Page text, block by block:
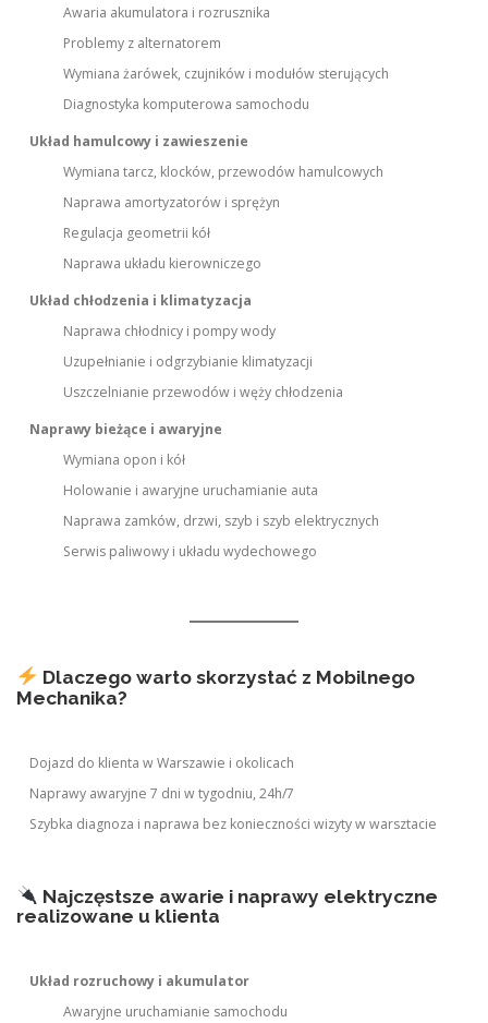
Awaria akumulatora i rozrusznika
Problemy z alternatorem
Wymiana żarówek, czujników i modułów sterujących
Diagnostyka komputerowa samochodu
Układ hamulcowy i zawieszenie
Wymiana tarcz, klocków, przewodów hamulcowych
Naprawa amortyzatorów i sprężyn
Regulacja geometrii kół
Naprawa układu kierowniczego
Układ chłodzenia i klimatyzacja
Naprawa chłodnicy i pompy wody
Uzupełnianie i odgrzybianie klimatyzacji
Uszczelnianie przewodów i węży chłodzenia
Naprawy bieżące i awaryjne
Wymiana opon i kół
Holowanie i awaryjne uruchamianie auta
Naprawa zamków, drzwi, szyb i szyb elektrycznych
Serwis paliwowy i układu wydechowego
Dlaczego warto skorzystać z Mobilnego
Mechanika?
Dojazd do klienta w Warszawie i okolicach
Naprawy awaryjne 7 dni w tygodniu, 24h/7
Szybka diagnoza i naprawa bez konieczności wizyty w warsztacie
Najczęstsze awarie i naprawy elektryczne
realizowane u klienta
Układ rozruchowy i akumulator
Awaryjne uruchamianie samochodu